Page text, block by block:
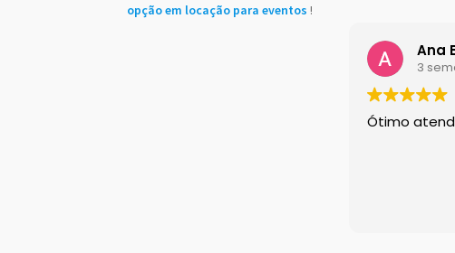
opção em locação para eventos !
Ana
3
Ótimo